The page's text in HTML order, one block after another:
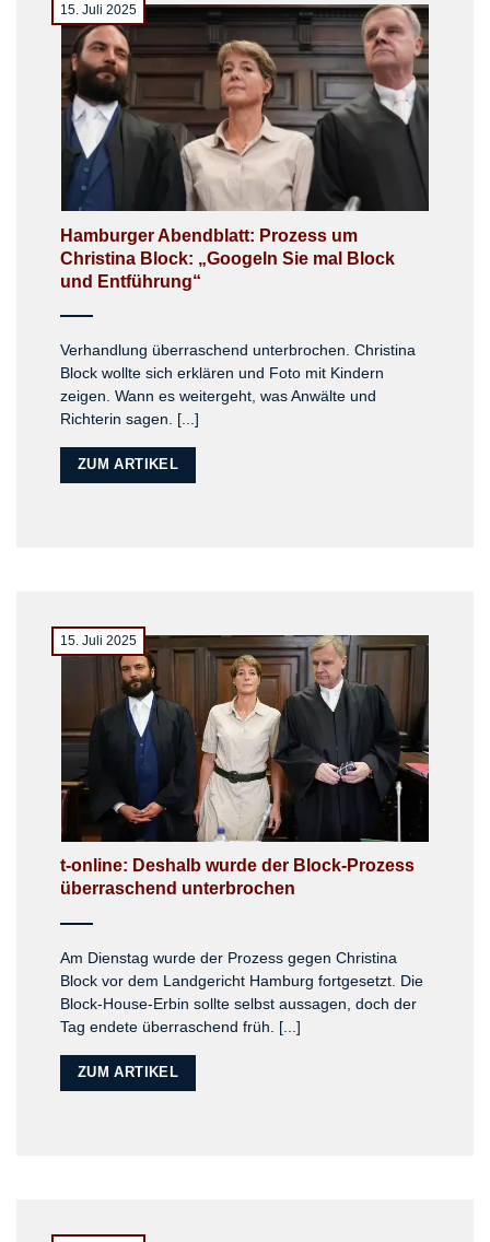
Hamburger Abendblatt: Prozess um
Christina Block: „Googeln Sie mal Block
und Entführung“
15. Juli 2025
Verhandlung überraschend unterbrochen. Christina
Block wollte sich erklären und Foto mit Kindern
zeigen. Wann es weitergeht, was Anwälte und
Richterin sagen. [...]
ZUM ARTIKEL
t-online: Deshalb wurde der Block-Prozess
überraschend unterbrochen
15. Juli 2025
Am Dienstag wurde der Prozess gegen Christina
Block vor dem Landgericht Hamburg fortgesetzt. Die
Block-House-Erbin sollte selbst aussagen, doch der
Tag endete überraschend früh. [...]
ZUM ARTIKEL